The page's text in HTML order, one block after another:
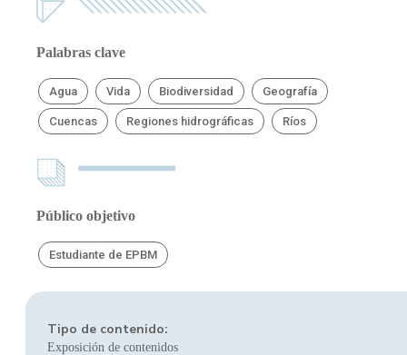
Palabras clave
Agua Vida Biodiversidad Geografía
Cuencas Regiones hidrográficas Ríos
Público objetivo
Estudiante de EPBM
Tipo de contenido:
Exposición de contenidos